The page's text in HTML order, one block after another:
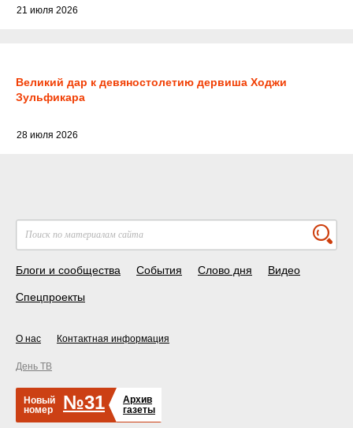
21 июля 2026
Великий дар к девяностолетию дервиша Ходжи
Зульфикара
28 июля 2026
Блоги и сообщества События Слово дня Видео
Спецпроекты
О нас Контактная информация
День ТВ
Новый
номер
№31
Архив
газеты